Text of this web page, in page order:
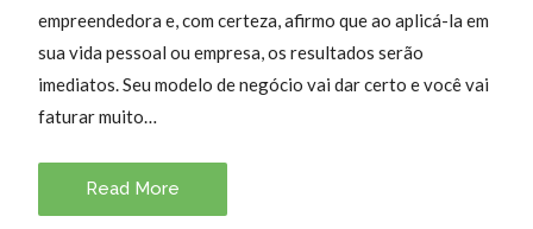
empreendedora e, com certeza, afirmo que ao aplicá-la em
sua vida pessoal ou empresa, os resultados serão
imediatos. Seu modelo de negócio vai dar certo e você vai
faturar muito…
Read More